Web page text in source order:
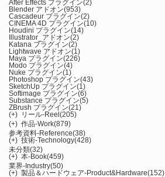
After Effects プラグイン(2)
Blender アドオン(953)
Cascadeur プラグイン(2)
CINEMA 4D プラグイン(10)
Houdini プラグイン(14)
Illustrator_アドオン(2)
Katana プラグイン(2)
Lightwave アドオン(1)
Maya プラグイン(226)
Modo プラグイン(4)
Nuke プラグイン(1)
Photoshop プラグイン(43)
SketchUp プラグイン(1)
Softimage プラグイン(6)
Substance プラグイン(5)
ZBrush プラグイン(21)
(+) リール-Reel (205)
(+) 作品-Work(879)
参考資料-Reference(38)
(+) 技術-Technology(428)
未分類(32)
(+) 本-Book(459)
業界-Industry(50)
(+) 製品＆ハードウェア-Product&Hardware(152)